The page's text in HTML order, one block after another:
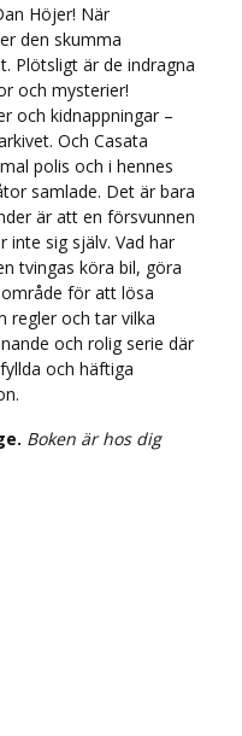
Höjer! När
den skumma
Plötsligt är de indragna
och mysterier!
och kidnappningar –
Och Casata
polis och i hennes
samlade. Det är bara
är att en försvunnen
sig själv. Vad har
tvingas köra bil, göra
för att lösa
regler och tar vilka
och rolig serie där
och häftiga
Boken är hos dig